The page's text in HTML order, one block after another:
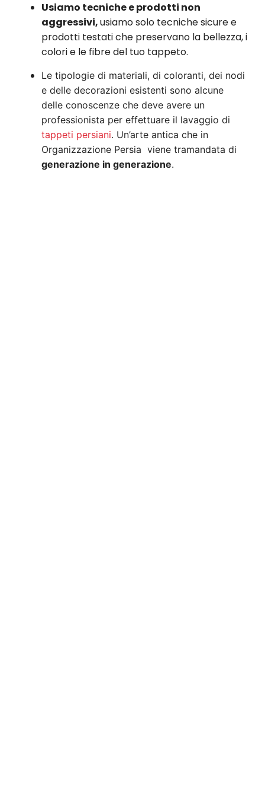
Usiamo tecniche e prodotti non
aggressivi,usiamo solo tecniche sicure e
prodotti testati che preservano la bellezza, i
colori e le fibre del tuo tappeto.
Le tipologie di materiali, di coloranti, dei nodi
e delle decorazioni esistenti sono alcune
delle conoscenze che deve avere un
professionista per effettuare il lavaggio di
tappeti persiani. Un’arte antica che in
Organizzazione Persia viene tramandata di
generazione in generazione.